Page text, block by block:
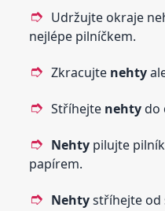
Udržujte okraje
nejlépe pilníčkem.
Zkracujte nehty
Stříhejte nehtydo
Nehty pilujte
papírem.
Nehtystříhejte od